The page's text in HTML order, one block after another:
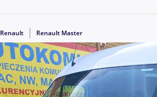
Renault Renault Master